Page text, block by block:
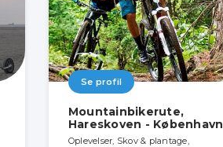
Se profil
Mountainbikerute,
Hareskoven - København
Oplevelser, Skov & plantage,